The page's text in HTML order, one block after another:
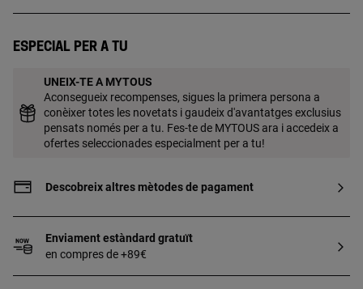
Especial per a tu
UNEIX-TE A MYTOUS
Aconsegueix recompenses, sigues la primera persona a
conèixer totes les novetats i gaudeix d'avantatges exclusius
pensats només per a tu. Fes-te de MYTOUS ara i accedeix a
ofertes seleccionades especialment per a tu!
Descobreix altres mètodes de pagament
Enviament estàndard gratuït
en compres de +89€